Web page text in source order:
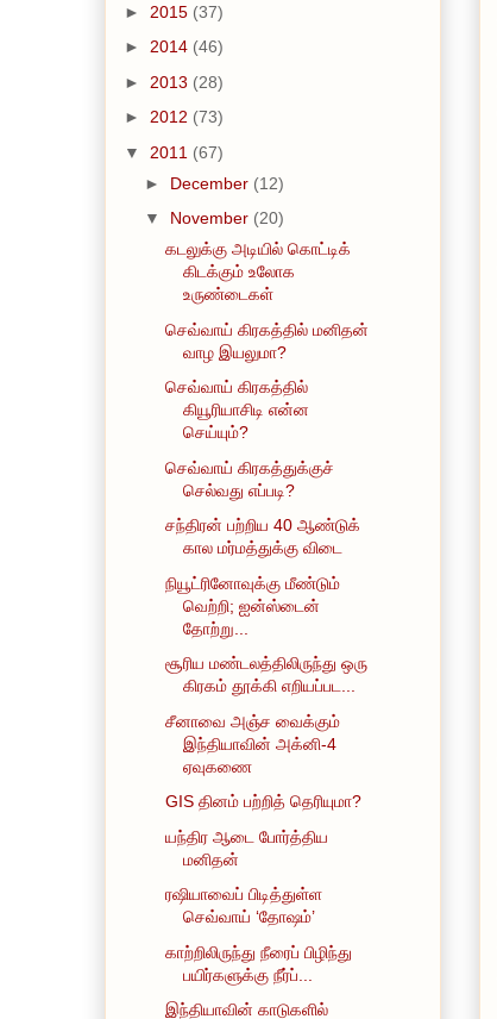
► 2015 (37)
► 2014 (46)
► 2013 (28)
► 2012 (73)
▼ 2011 (67)
► December (12)
▼ November (20)
கடலுக்கு அடியில் கொட்டிக்
கிடக்கும் உலோக
உருண்டைகள்
செவ்வாய் கிரகத்தில் மனிதன்
வாழ இயலுமா?
செவ்வாய் கிரகத்தில்
கியூரியாசிடி என்ன
செய்யும்?
செவ்வாய் கிரகத்துக்குச்
செல்வது எப்படி?
சந்திரன் பற்றிய 40 ஆண்டுக்
கால மர்மத்துக்கு விடை
நியூட்ரினோவுக்கு மீண்டும்
வெற்றி; ஐன்ஸ்டைன்
தோற்று...
சூரிய மண்டலத்திலிருந்து ஒரு
கிரகம் தூக்கி எறியப்பட...
சீனாவை அஞ்ச வைக்கும்
இந்தியாவின் அக்னி-4
ஏவுகணை
GIS தினம் பற்றித் தெரியுமா?
யந்திர ஆடை போர்த்திய
மனிதன்
ரஷியாவைப் பிடித்துள்ள
செவ்வாய் ‘தோஷம்’
காற்றிலிருந்து நீரைப் பிழிந்து
பயிர்களுக்கு நீர்ப்...
இந்தியாவின் காடுகளில்